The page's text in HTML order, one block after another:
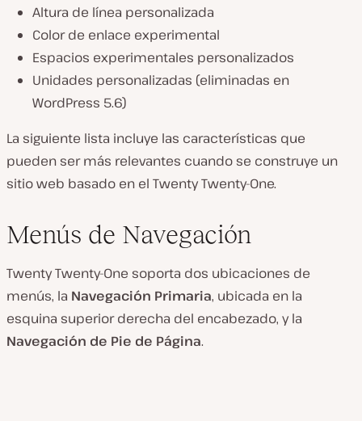
Altura de línea personalizada
Color de enlace experimental
Espacios experimentales personalizados
Unidades personalizadas (eliminadas en
WordPress 5.6)
La siguiente lista incluye las características que
pueden ser más relevantes cuando se construye un
sitio web basado en el Twenty Twenty-One.
Menús de Navegación
Twenty Twenty-One soporta dos ubicaciones de
menús, la Navegación Primaria, ubicada en la
esquina superior derecha del encabezado, y la
Navegación de Pie de Página.